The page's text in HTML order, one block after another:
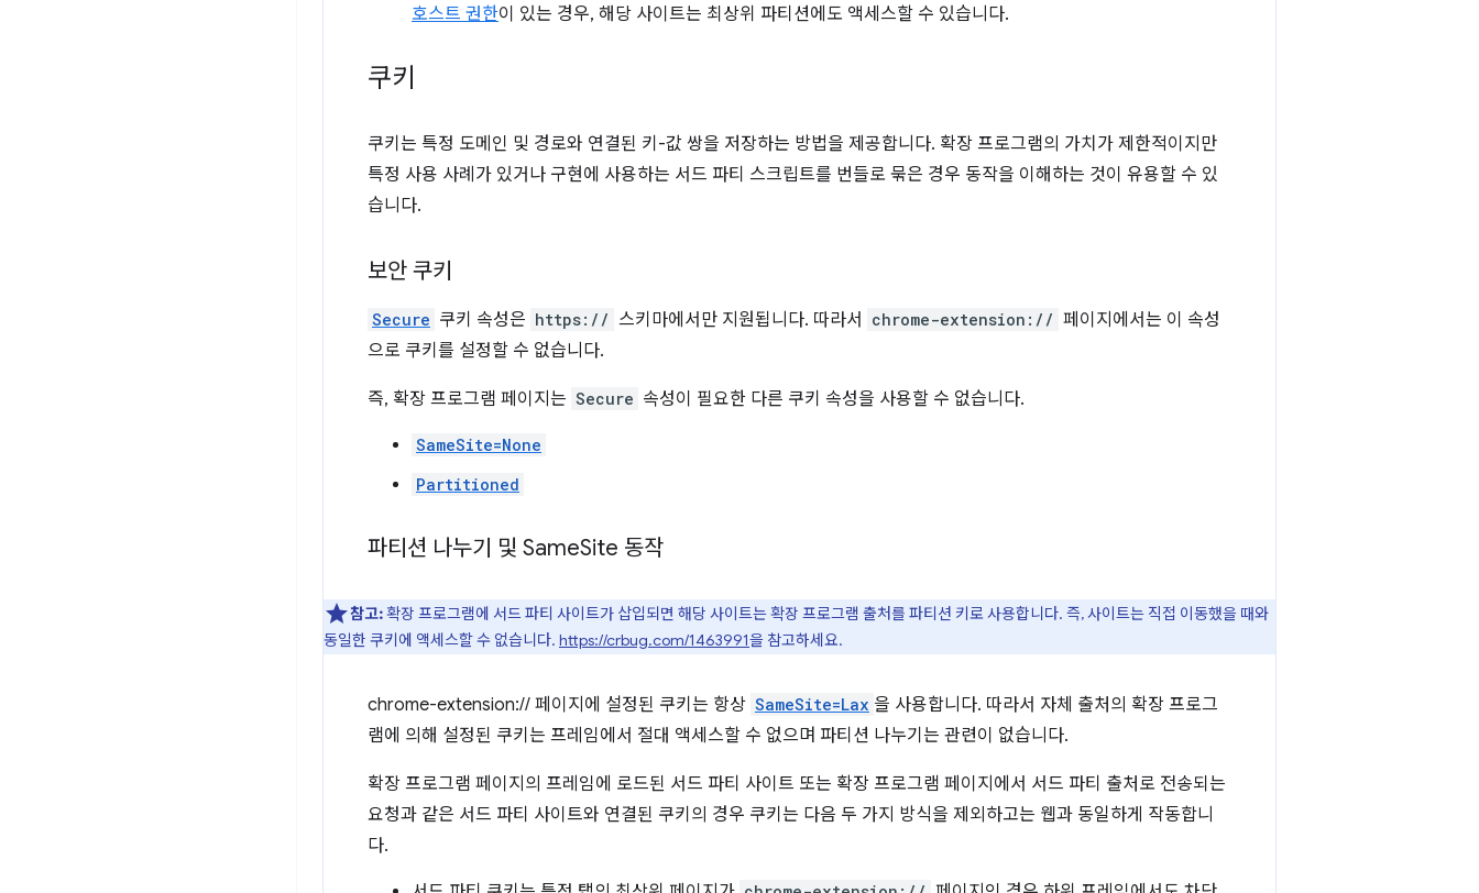
호스트 권한이 있는 경우, 해당 사이트는 최상위 파티션에도 액세스할 수 있습니다.
쿠키
쿠키는 특정 도메인 및 경로와 연결된 키-값 쌍을 저장하는 방법을 제공합니다. 확장 프로그램의 가치가 제한적이지만
특정 사용 사례가 있거나 구현에 사용하는 서드 파티 스크립트를 번들로 묶은 경우 동작을 이해하는 것이 유용할 수 있
습니다.
보안 쿠키
Secure 쿠키 속성은 https:// 스키마에서만 지원됩니다. 따라서 chrome-extension:// 페이지에서는 이 속성
으로 쿠키를 설정할 수 없습니다.
즉, 확장 프로그램 페이지는 Secure 속성이 필요한 다른 쿠키 속성을 사용할 수 없습니다.
SameSite=None
Partitioned
파티션 나누기 및 SameSite 동작
참고:확장 프로그램에 서드 파티 사이트가 삽입되면 해당 사이트는 확장 프로그램 출처를 파티션 키로 사용합니다. 즉, 사이트는 직접 이동했을 때와
동일한 쿠키에 액세스할 수 없습니다. https://crbug.com/1463991을 참고하세요.
chrome-extension:// 페이지에 설정된 쿠키는 항상 SameSite=Lax 을 사용합니다. 따라서 자체 출처의 확장 프로그
램에 의해 설정된 쿠키는 프레임에서 절대 액세스할 수 없으며 파티션 나누기는 관련이 없습니다.
확장 프로그램 페이지의 프레임에 로드된 서드 파티 사이트 또는 확장 프로그램 페이지에서 서드 파티 출처로 전송되는
요청과 같은 서드 파티 사이트와 연결된 쿠키의 경우 쿠키는 다음 두 가지 방식을 제외하고는 웹과 동일하게 작동합니
다.